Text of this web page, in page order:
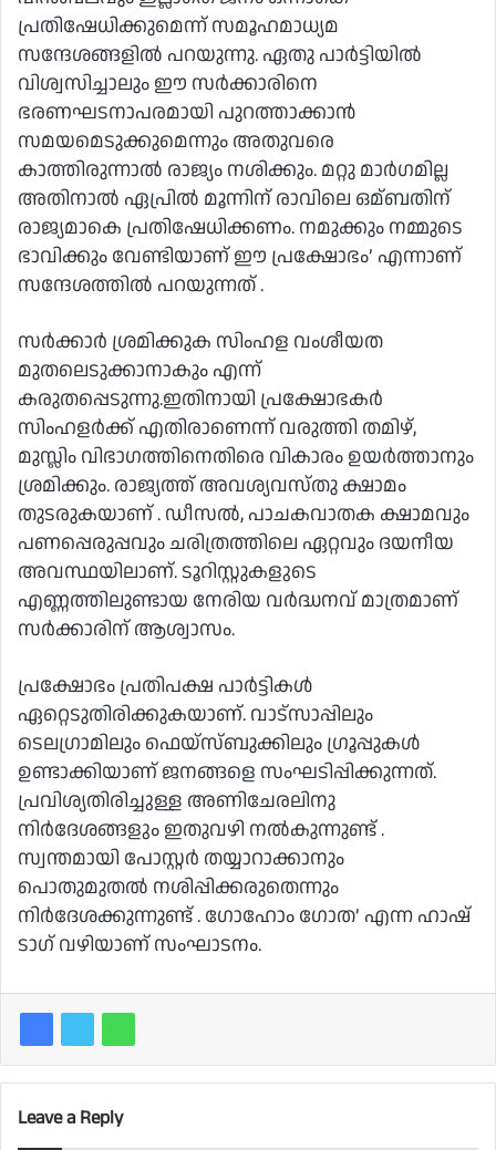
പ്രതിഷേധിക്കുമെന്ന് സമൂഹമാധ്യമ
സന്ദേശങ്ങളില്‍ പറയുന്നു. ഏതു പാര്‍ട്ടിയില്‍
വിശ്വസിച്ചാലും ഈ സര്‍ക്കാരിനെ
ഭരണഘടനാപരമായി പുറത്താക്കാന്‍
സമയമെടുക്കുമെന്നും അതുവരെ
കാത്തിരുന്നാല്‍ രാജ്യം നശിക്കും. മറ്റു മാര്‍ഗമില്ല
അതിനാല്‍ ഏപ്രില്‍ മൂന്നിന് രാവിലെ ഒമ്ബതിന്
രാജ്യമാകെ പ്രതിഷേധിക്കണം. നമുക്കും നമ്മുടെ
ഭാവിക്കും വേണ്ടിയാണ് ഈ പ്രക്ഷോഭം’ എന്നാണ്
സന്ദേശത്തില്‍ പറയുന്നത് .
സര്‍ക്കാര്‍ ശ്രമിക്കുക സിംഹള വംശീയത
മുതലെടുക്കാനാകും എന്ന്
കരുതപ്പെടുന്നു.ഇതിനായി പ്രക്ഷോഭകര്‍
സിംഹളര്‍ക്ക് എതിരാണെന്ന് വരുത്തി തമിഴ്,
മുസ്ലിം വിഭാഗത്തിനെതിരെ വികാരം ഉയര്‍ത്താനും
ശ്രമിക്കും. രാജ്യത്ത് അവശ്യവസ്തു ക്ഷാമം
തുടരുകയാണ് . ഡീസല്‍, പാചകവാതക ക്ഷാമവും
പണപ്പെരുപ്പവും ചരിത്രത്തിലെ ഏറ്റവും ദയനീയ
അവസ്ഥയിലാണ്. ടൂറിസ്റ്റുകളുടെ
എണ്ണത്തിലുണ്ടായ നേരിയ വര്‍ദ്ധനവ് മാത്രമാണ്
സര്‍ക്കാരിന് ആശ്വാസം.
പ്രക്ഷോഭം പ്രതിപക്ഷ പാര്‍ട്ടികള്‍
ഏറ്റെടുതിരിക്കുകയാണ്. വാട്സാപ്പിലും
ടെലഗ്രാമിലും ഫെയ്സ്ബുക്കിലും ഗ്രൂപ്പുകള്‍
ഉണ്ടാക്കിയാണ് ജനങ്ങളെ സംഘടിപ്പിക്കുന്നത്.
പ്രവിശ്യതിരിച്ചുള്ള അണിചേരലിനു
നിര്‍ദേശങ്ങളും ഇതുവഴി നല്‍കുന്നുണ്ട് .
സ്വന്തമായി പോസ്റ്റര്‍ തയ്യാറാക്കാനും
പൊതുമുതല്‍ നശിപ്പിക്കരുതെന്നും
നിര്‍ദേശക്കുന്നുണ്ട് . ഗോഹോം ഗോത’ എന്ന ഹാഷ്
ടാഗ് വഴിയാണ് സംഘാടനം.
Leave a Reply